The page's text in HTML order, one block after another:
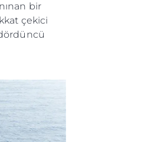
bir
çekici